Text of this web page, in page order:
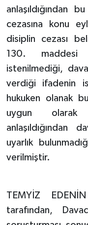
anlaşıldığından
cezasına konu
disiplin cezası
130. maddesi
istenilmediği,
verdiği ifadenin
hukuken olanak
uygun olarak
anlaşıldığından
uyarlık
verilmiştir.
TEMYİZ
tarafından,